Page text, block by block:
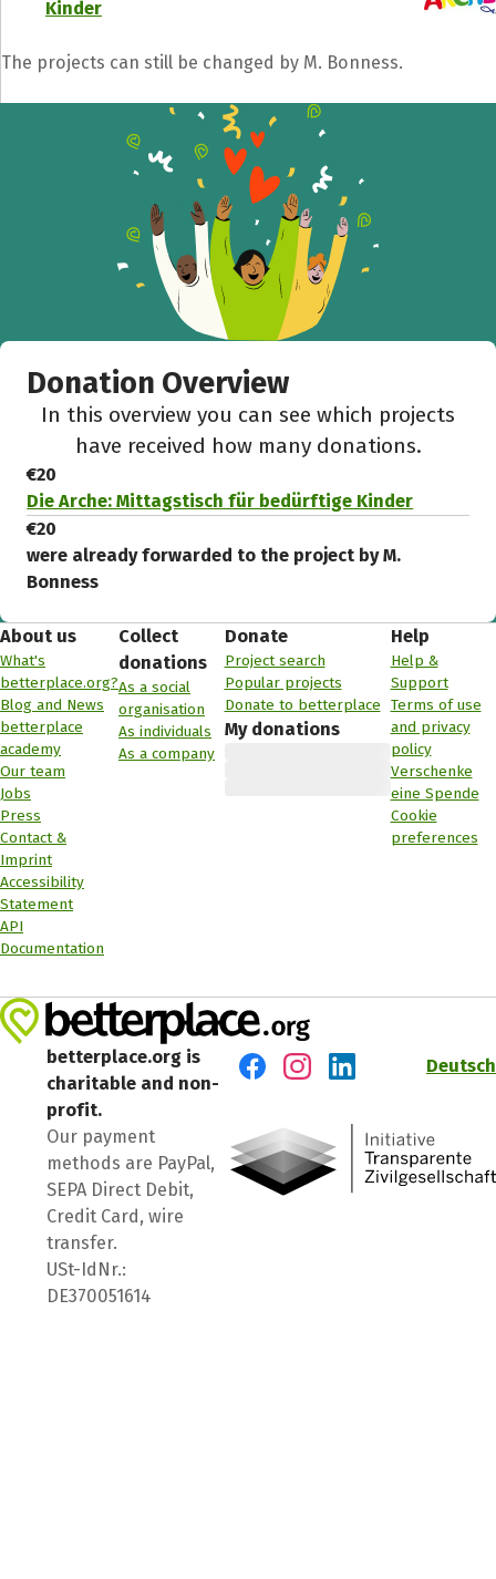
Kinder
The projects can still be changed by M. Bonness.
Donation Overview
In this overview you can see which projects
have received how many donations.
€20
Die Arche: Mittagstisch für bedürftige Kinder
€20
were already forwarded to the project by M.
Bonness
Facebook WhatsApp Messenger
About us
What's
betterplace.org?
Blog and News
betterplace
academy
Our team
Jobs
Press
Contact &
Imprint
Accessibility
Statement
API
Documentation
Collect
donations
As a social
organisation
As individuals
As a company
Donate
Project search
Popular projects
Donate to betterplace
My donations
Help
Help &
Support
Terms of use
and privacy
policy
Verschenke
eine Spende
Cookie
preferences
betterplace.org is
charitable and non-
profit.
Our payment
methods are PayPal,
SEPA Direct Debit,
Credit Card, wire
transfer.
USt-IdNr.:
DE370051614
Deutsch